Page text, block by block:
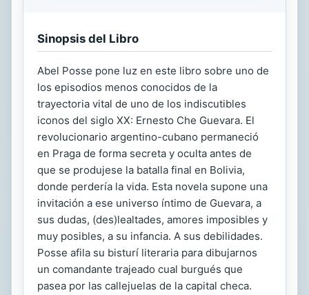
Sinopsis del Libro
Abel Posse pone luz en este libro sobre uno de
los episodios menos conocidos de la
trayectoria vital de uno de los indiscutibles
iconos del siglo XX: Ernesto Che Guevara. El
revolucionario argentino-cubano permaneció
en Praga de forma secreta y oculta antes de
que se produjese la batalla final en Bolivia,
donde perdería la vida. Esta novela supone una
invitación a ese universo íntimo de Guevara, a
sus dudas, (des)lealtades, amores imposibles y
muy posibles, a su infancia. A sus debilidades.
Posse afila su bisturí literaria para dibujarnos
un comandante trajeado cual burgués que
pasea por las callejuelas de la capital checa.